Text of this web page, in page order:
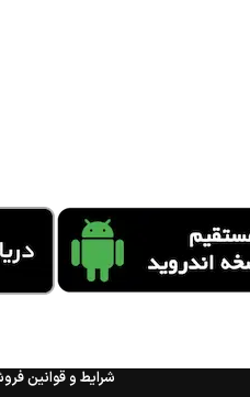
شرایط و قوانین